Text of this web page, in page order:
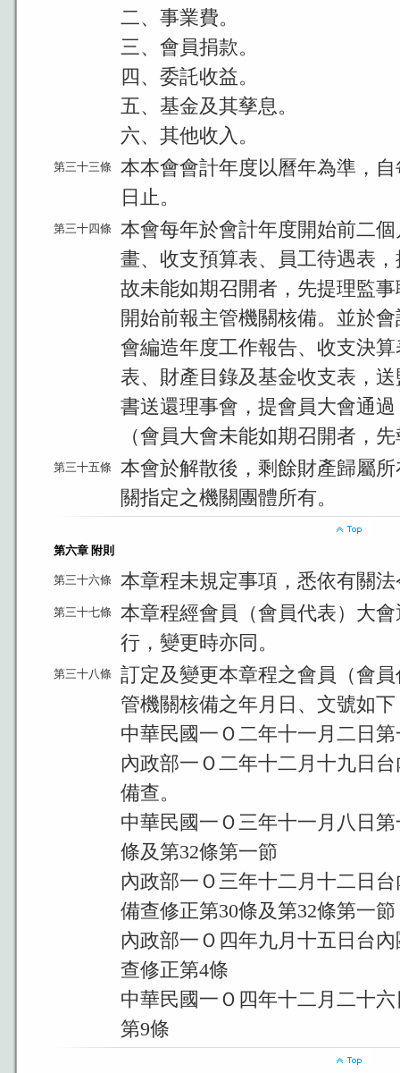
二、事業費。
三、會員捐款。
四、委託收益。
五、基金及其孳息。
六、其他收入。
第三十三條
本本會會計年度以曆年為準，
日止。
第三十四條
本會每年於會計年度開始前二
畫、收支預算表、員工待遇表
故未能如期召開者，先提理監
開始前報主管機關核備。並於
會編造年度工作報告、收支決
表、財產目錄及基金收支表，
書送還理事會，提會員大會通
（會員大會未能如期召開者，
第三十五條
本會於解散後，剩餘財產歸屬
關指定之機關團體所有。
第六章 附則
第三十六條 本章程未規定事項，悉依有關
第三十七條
本章程經會員（會員代表）大
行，變更時亦同。
第三十八條
訂定及變更本章程之會員（會
管機關核備之年月日、文號如下
中華民國一Ｏ二年十一月二日
內政部一Ｏ二年十二月十九日
備查。
中華民國一Ｏ三年十一月八日
條及第32條第一節
內政部一Ｏ三年十二月十二日
備查修正第30條及第32條第一節
內政部一Ｏ四年九月十五日台
查修正第4條
中華民國一Ｏ四年十二月二十
第9條